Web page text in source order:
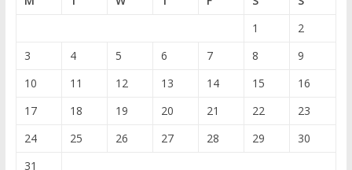
b
e
C
h
a
1
2
3
4 5 6 7 8
9
10
11 12 13 14 15
16
17
18 19 20 21 22
23
24
25 26 27 28 29
30
31